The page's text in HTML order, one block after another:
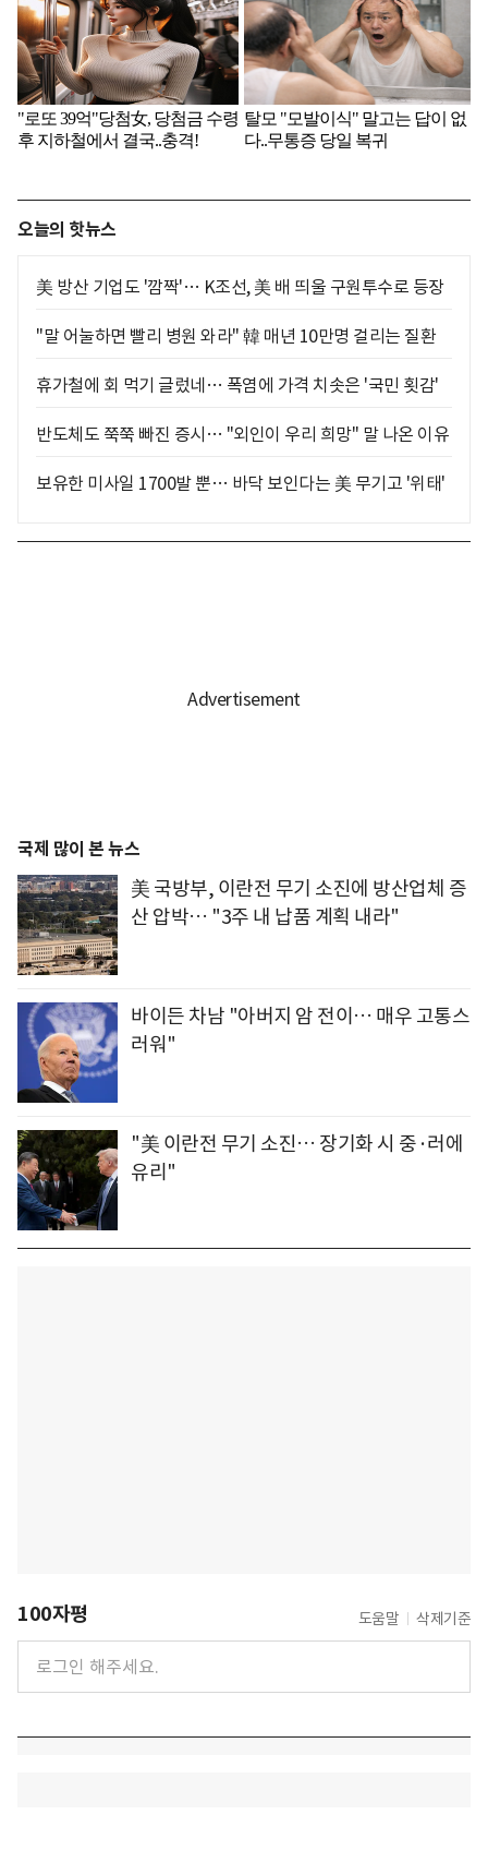
오늘의 핫뉴스
美 방산 기업도 '깜짝'… K조선, 美 배 띄울 구원투수로 등장
"말 어눌하면 빨리 병원 와라" 韓 매년 10만명 걸리는 질환
휴가철에 회 먹기 글렀네… 폭염에 가격 치솟은 '국민 횟감'
반도체도 쭉쭉 빠진 증시… "외인이 우리 희망" 말 나온 이유
보유한 미사일 1700발 뿐… 바닥 보인다는 美 무기고 '위태'
국제 많이 본 뉴스
美 국방부, 이란전 무기 소진에 방산업체 증
산 압박… "3주 내 납품 계획 내라"
바이든 차남 "아버지 암 전이… 매우 고통스
러워"
"美 이란전 무기 소진… 장기화 시 중·러에
유리"
100자평 도움말 삭제기준